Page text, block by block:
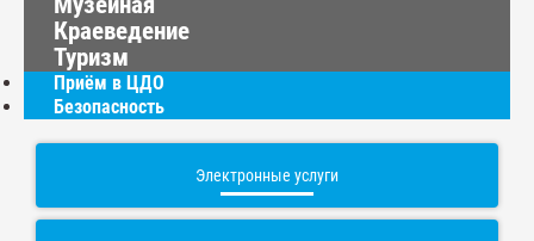
Краеведение
Туризм
Приём в ЦДО
Безопасность
Электронные услуги